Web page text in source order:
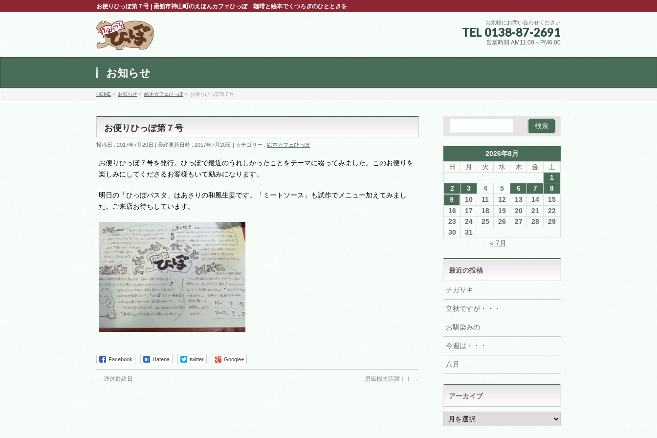
お便りひっぽ第７号 | 函館市神山町のえほんカフェひっぽ 珈琲と絵本でくつろぎのひとときを
お気軽にお問い合わせください
TEL 0138-87-2691
営業時間 AM11:00～PM6:00
お知らせ
HOME » お知らせ » 絵本カフェひっぽ» お便りひっぽ第７号
お便りひっぽ第７号
投稿日 : 2017年7月20日 最終更新日時 : 2017年7月20日 カテゴリー : 絵本カフェひっぽ
お便りひっぽ７号を発行。ひっぽで最近のうれしかったことをテーマに綴ってみました。このお便りを
楽しみにしてくださるお客様もいて励みになります。
明日の「ひっぽパスタ」はあさりの和風生姜です。「ミートソース」も試作でメニュー加えてみまし
た。ご来店お待ちしています。
Facebook Hatena twitter Google+
← 連休最終日 扇風機大活躍！！ →
2026年8月
日
月 火 水 木 金
土
1
2
3 4 5 6 7
8
9
10 11 12 13 14
15
16
17 18 19 20 21
22
23
24 25 26 27 28
29
30
31
« 7月
最近の投稿
ナガサキ
立秋ですが・・・
お馴染みの
今週は・・・
八月
アーカイブ
ア
ー